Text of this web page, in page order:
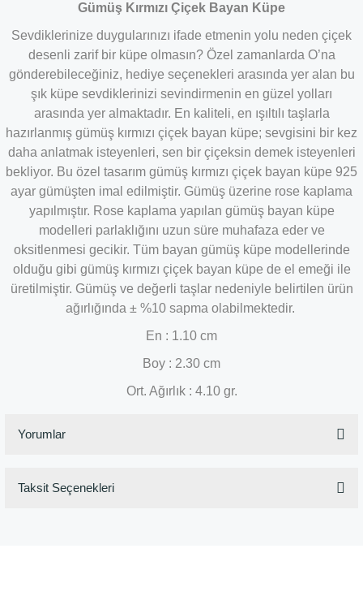
Gümüş Kırmızı Çiçek Bayan Küpe
Sevdiklerinize duygularınızı ifade etmenin yolu neden çiçek
desenli zarif bir küpe olmasın? Özel zamanlarda O’na
gönderebileceğiniz, hediye seçenekleri arasında yer alan bu
şık küpe sevdiklerinizi sevindirmenin en güzel yolları
arasında yer almaktadır. En kaliteli, en ışıltılı taşlarla
hazırlanmış gümüş kırmızı çiçek bayan küpe; sevgisini bir kez
daha anlatmak isteyenleri, sen bir çiçeksin demek isteyenleri
bekliyor. Bu özel tasarım gümüş kırmızı çiçek bayan küpe 925
ayar gümüşten imal edilmiştir. Gümüş üzerine rose kaplama
yapılmıştır. Rose kaplama yapılan gümüş bayan küpe
modelleri parlaklığını uzun süre muhafaza eder ve
oksitlenmesi gecikir. Tüm bayan gümüş küpe modellerinde
olduğu gibi gümüş kırmızı çiçek bayan küpe de el emeği ile
üretilmiştir. Gümüş ve değerli taşlar nedeniyle belirtilen ürün
ağırlığında ± %10 sapma olabilmektedir.
En : 1.10 cm
Boy : 2.30 cm
Ort. Ağırlık : 4.10 gr.
Yorumlar
Taksit Seçenekleri